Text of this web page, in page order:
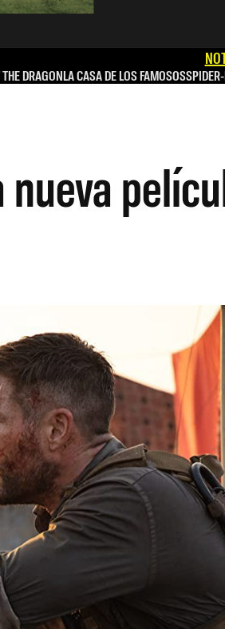
DRAGONLA CASA DE LOS FAMOSOS